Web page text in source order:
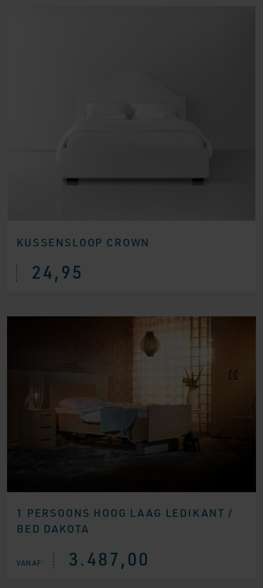
KUSSENSLOOP CROWN
24,95
1 PERSOONS HOOG LAAG LEDIKANT /
BED DAKOTA
VANAF: 3.487,00